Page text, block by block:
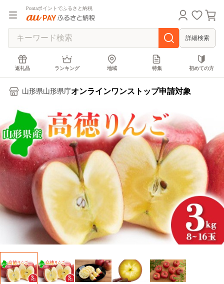
Pontaポイントでふるさと納税
詳細検索
返礼品 ランキング 地域 特集 初めての方
山形県山形県庁オンラインワンストップ申請対象